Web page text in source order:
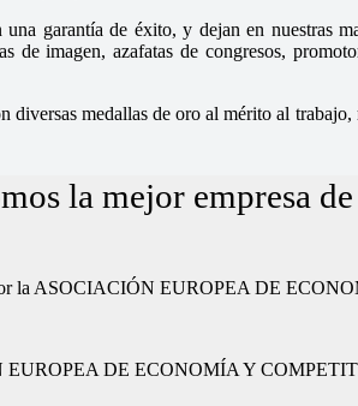
garantía de éxito, y dejan en nuestras
imagen, azafatas de congresos,
diversas medallas de oro al mérito al
la mejor empresa
la ASOCIACIÓN EUROPEA DE
EUROPEA DE ECONOMÍA Y